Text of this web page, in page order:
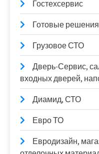
Гостехсервис
Готовые
Грузовое СТО
Дверь-Сервис,
входных дверей,
Диамид, СТО
Евро ТО
Евродизайн,